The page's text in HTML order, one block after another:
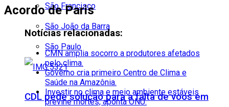
São Francisco
São João da Barra
São Paulo
CDL pede solução para a falta de voos em
Acordo de Paris
Notícias relacionadas:
CMN amplia socorro a produtores afetados
pelo clima.
Governo cria primeiro Centro de Clima e
Saúde na Amazônia.
Investir no clima e meio ambiente estáveis
previne mortes, aponta ONU.